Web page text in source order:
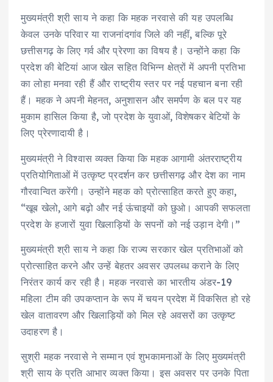
मुख्यमंत्री श्री साय ने कहा कि महक नरवासे की यह उपलब्धि
केवल उनके परिवार या राजनांदगांव जिले की नहीं, बल्कि पूरे
छत्तीसगढ़ के लिए गर्व और प्रेरणा का विषय है। उन्होंने कहा कि
प्रदेश की बेटियां आज खेल सहित विभिन्न क्षेत्रों में अपनी प्रतिभा
का लोहा मनवा रही हैं और राष्ट्रीय स्तर पर नई पहचान बना रही
हैं। महक ने अपनी मेहनत, अनुशासन और समर्पण के बल पर यह
मुकाम हासिल किया है, जो प्रदेश के युवाओं, विशेषकर बेटियों के
लिए प्रेरणादायी है।
मुख्यमंत्री ने विश्वास व्यक्त किया कि महक आगामी अंतरराष्ट्रीय
प्रतियोगिताओं में उत्कृष्ट प्रदर्शन कर छत्तीसगढ़ और देश का नाम
गौरवान्वित करेंगी। उन्होंने महक को प्रोत्साहित करते हुए कहा,
“खूब खेलो, आगे बढ़ो और नई ऊंचाइयों को छुओ। आपकी सफलता
प्रदेश के हजारों युवा खिलाड़ियों के सपनों को नई उड़ान देगी।”
मुख्यमंत्री श्री साय ने कहा कि राज्य सरकार खेल प्रतिभाओं को
प्रोत्साहित करने और उन्हें बेहतर अवसर उपलब्ध कराने के लिए
निरंतर कार्य कर रही है। महक नरवासे का भारतीय अंडर-19
महिला टीम की उपकप्तान के रूप में चयन प्रदेश में विकसित हो रहे
खेल वातावरण और खिलाड़ियों को मिल रहे अवसरों का उत्कृष्ट
उदाहरण है।
सुश्री महक नरवासे ने सम्मान एवं शुभकामनाओं के लिए मुख्यमंत्री
श्री साय के प्रति आभार व्यक्त किया। इस अवसर पर उनके पिता